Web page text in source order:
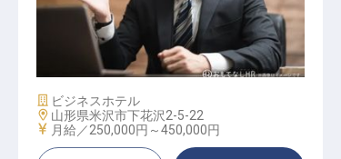
ホテル副支配人・マネージャー候補
施設業態
ビジネスホテル
勤務地
山形県米沢市下花沢2-5-22
給与
月給／250,000円～450,000円